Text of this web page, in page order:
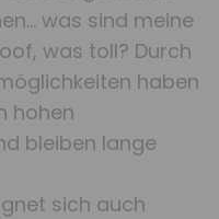
was sind meine
was toll? Durch
haben
hohen
bleiben lange
sich auch